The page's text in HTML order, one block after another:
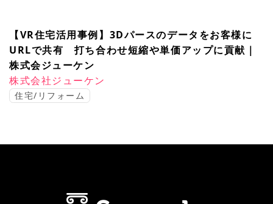
【VR住宅活用事例】3Dパースのデータをお客様に
URLで共有 打ち合わせ短縮や単価アップに貢献｜
株式会ジューケン
株式会社ジューケン
住宅/リフォーム